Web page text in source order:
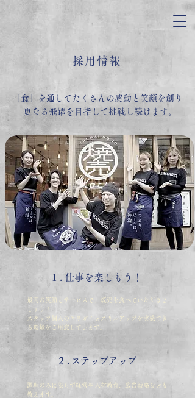
採用情報
「食」を通してたくさんの感動と笑顔を創り
更なる飛躍を目指して挑戦し続けます。
1 . 仕事を楽しもう！
最高の笑顔とサービスで、焼売を食べていただきま
しょう！
スタッフ個人のヤリガイとスキルアップを実感でき
る環境をご用意しています。
2 . ステップアップ
調理のみに限らず経営や人材教育、広告戦略なども
教えます。